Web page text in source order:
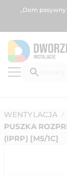
„Dom pasywny
WENTYLACJA /
PUSZKA
(IPRP) [M5/1C]